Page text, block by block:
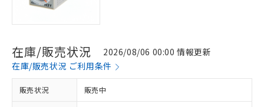
在庫/販売状況
2026/08/06 00:00 情報更新
在庫/販売状況 ご利用条件
販売状況 販売中